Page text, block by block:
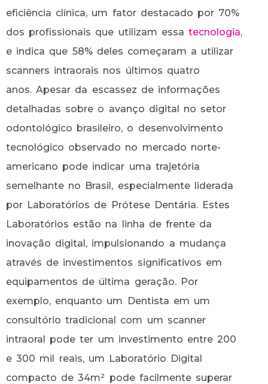
eficiência clínica, um fator destacado por 70%
dos profissionais que utilizam essa tecnologia,
e indica que 58% deles começaram a utilizar
scanners intraorais nos últimos quatro
anos. Apesar da escassez de informações
detalhadas sobre o avanço digital no setor
odontológico brasileiro, o desenvolvimento
tecnológico observado no mercado norte-
americano pode indicar uma trajetória
semelhante no Brasil, especialmente liderada
por Laboratórios de Prótese Dentária. Estes
Laboratórios estão na linha de frente da
inovação digital, impulsionando a mudança
através de investimentos significativos em
equipamentos de última geração. Por
exemplo, enquanto um Dentista em um
consultório tradicional com um scanner
intraoral pode ter um investimento entre 200
e 300 mil reais, um Laboratório Digital
compacto de 34m² pode facilmente superar